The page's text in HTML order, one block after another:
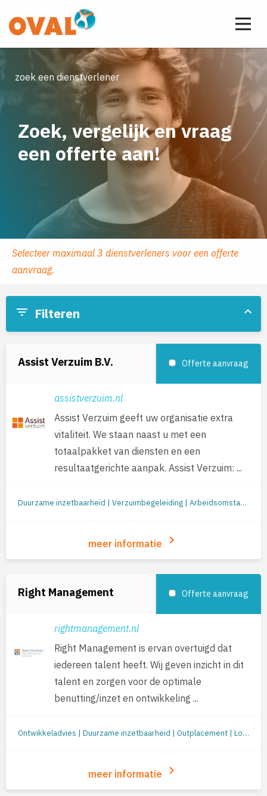
zoek een dienstverlener
Zoek, vergelijk en vraag
een offerte aan!
Selecteer maximaal 3 dienstverleners voor een offerte
aanvraag.
Filteren
filter_list keyboard_arrow_up
Assist Verzuim B.V. Offerte aanvraag
assistverzuim.nl
Assist Verzuim geeft uw organisatie extra
vitaliteit. We staan naast u met een
totaalpakket van diensten en een
resultaatgerichte aanpak. Assist Verzuim: ...
Duurzame inzetbaarheid | Verzuimbegeleiding | Arbeidsomstandigheden (o.a. RI&E en werkplekonderzoek) | Preventie/gezondheid | Re-integratie tweede spoor | Loopbaanbegeleiding | Loopbaanontwikkeling
meer informatie keyboard_arrow_right
Right Management Offerte aanvraag
rightmanagement.nl
Right Management is ervan overtuigd dat
iedereen talent heeft. Wij geven inzicht in dit
talent en zorgen voor de optimale
benutting/inzet en ontwikkeling ...
Ontwikkeladvies | Duurzame inzetbaarheid | Outplacement | Loopbaanbegeleiding | Loopbaanontwikkeling | Mobiliteit
meer informatie keyboard_arrow_right